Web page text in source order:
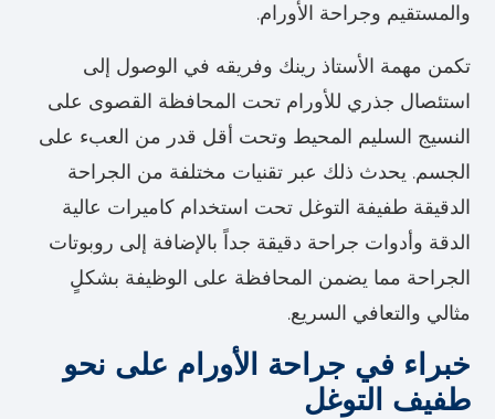
والمستقيم وجراحة الأورام.
تكمن مهمة الأستاذ رينك وفريقه في الوصول إلى
استئصال جذري للأورام تحت المحافظة القصوى على
النسيج السليم المحيط وتحت أقل قدر من العبء على
الجسم. يحدث ذلك عبر تقنيات مختلفة من الجراحة
الدقيقة طفيفة التوغل تحت استخدام كاميرات عالية
الدقة وأدوات جراحة دقيقة جداً بالإضافة إلى روبوتات
الجراحة مما يضمن المحافظة على الوظيفة بشكلٍ
مثالي والتعافي السريع.
خبراء في جراحة الأورام على نحو
طفيف التوغل